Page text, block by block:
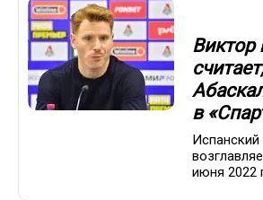
Виктор
в
Испанский
июня 2022